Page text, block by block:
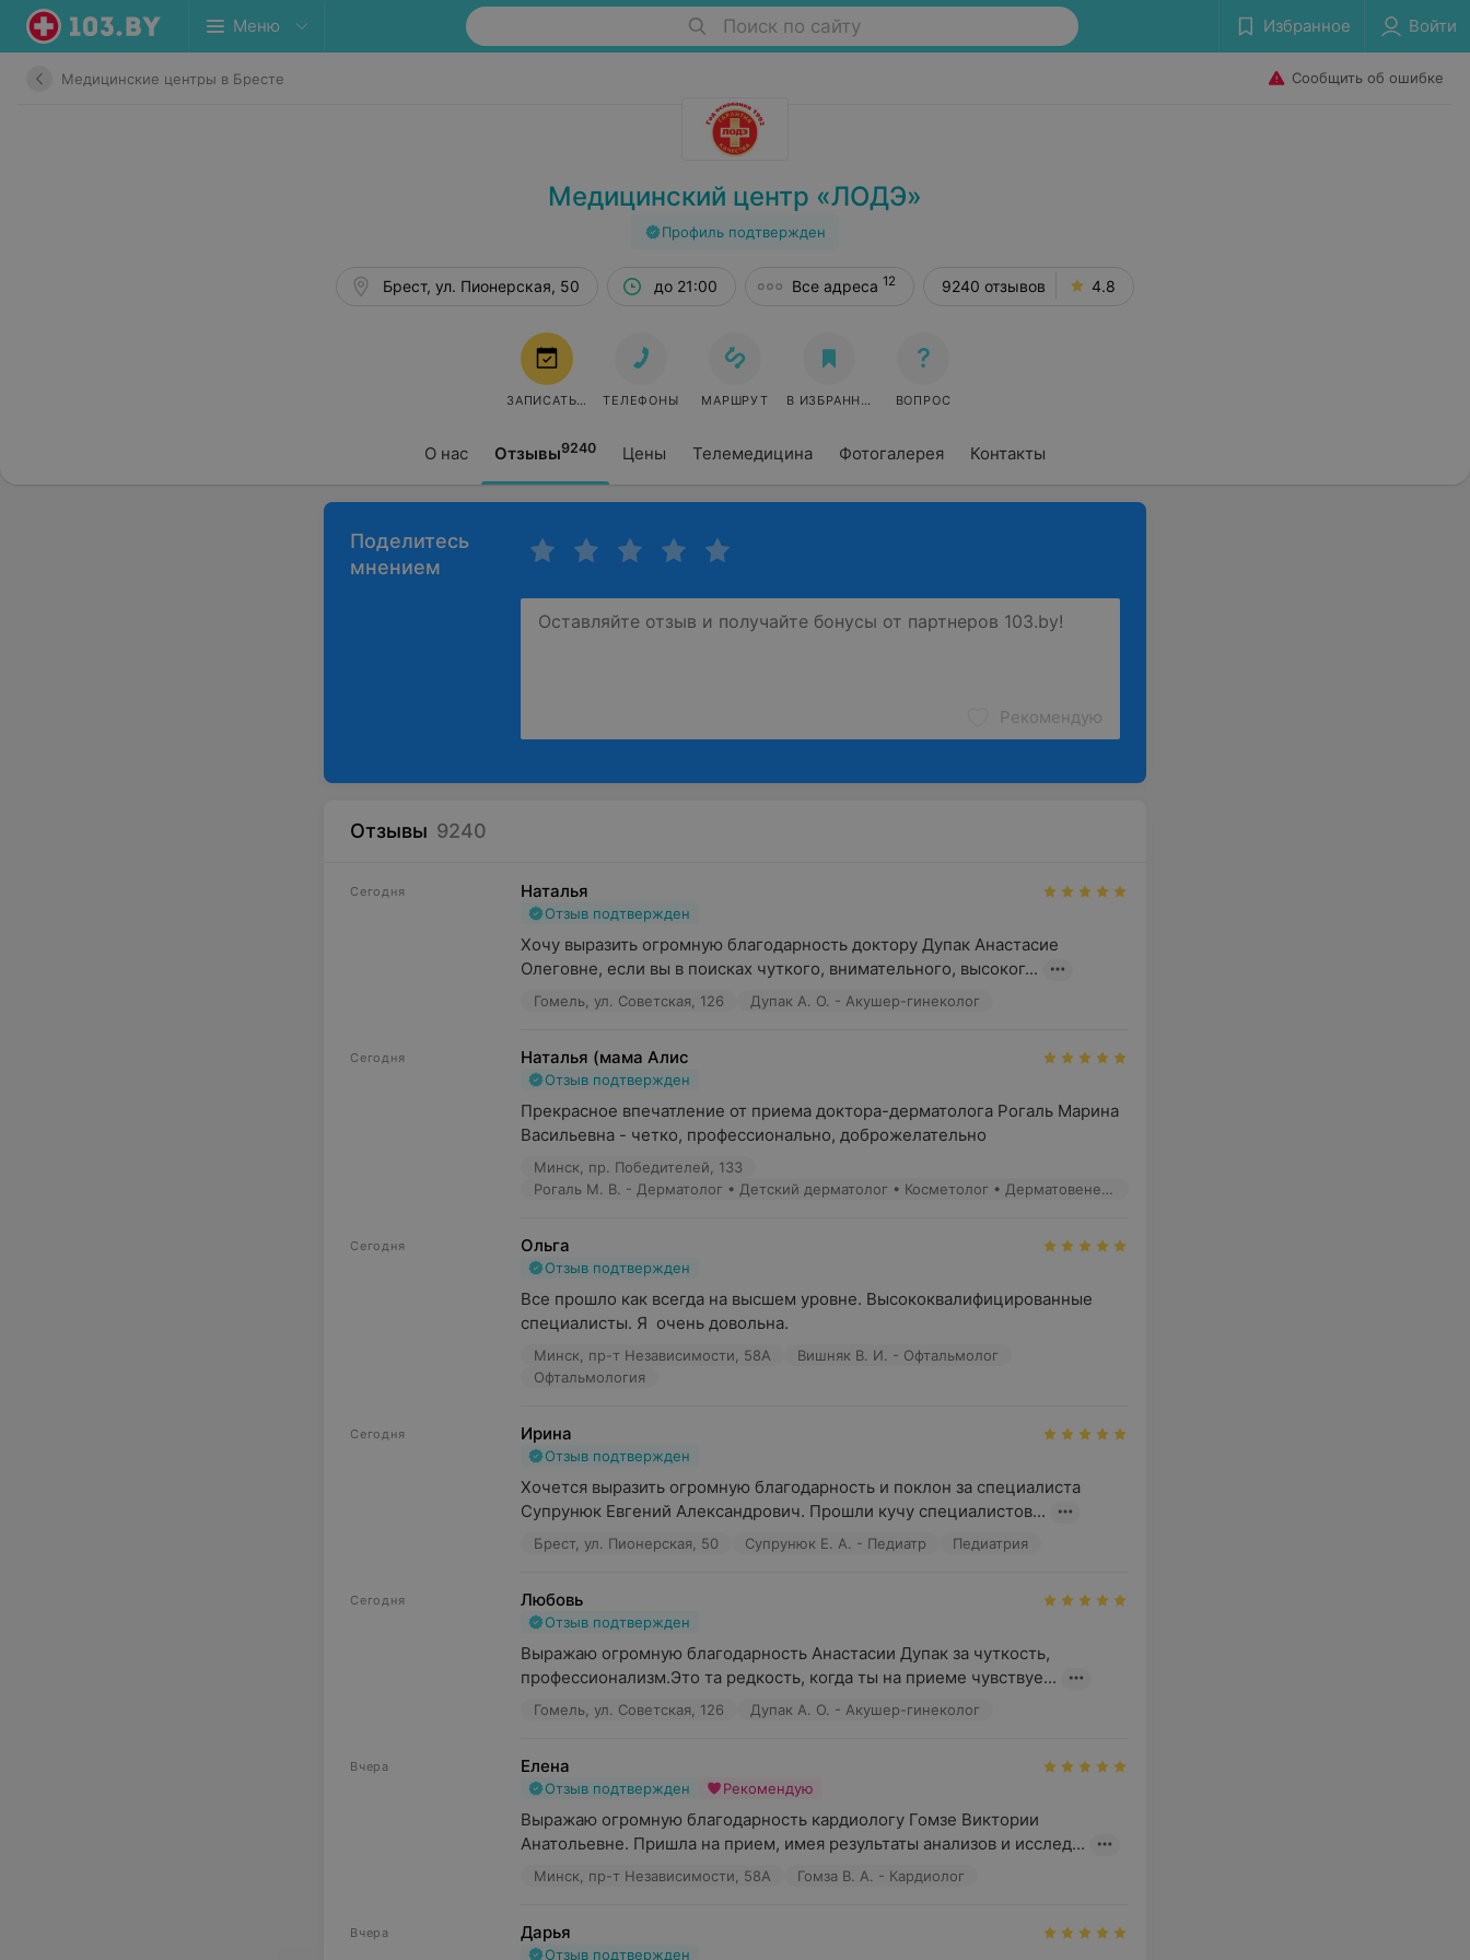
Меню Поиск по сайту Избранное Войти
Медицинские центры в Бресте Сообщить об ошибке
Медицинский центр «ЛОДЭ»
Профиль подтвержден
О нас Отзывы9240 Цены Телемедицина Фотогалерея Контакты
Брест, ул. Пионерская, 50 до 21:00 Все адреса 12 9240 отзывов 4.8
ЗАПИСАТЬСЯ ТЕЛЕФОНЫ МАРШРУТ В ИЗБРАННОЕ ВОПРОС
Поделитесь
мнением
Рекомендую
Отзывы 9240
Сегодня Наталья
Отзыв подтвержден
Хочу выразить огромную благодарность доктору Дупак Анастасие
Олеговне, если вы в поисках чуткого, внимательного, высоког...
Гомель, ул. Советская, 126 Дупак А. О. - Акушер-гинеколог
Сегодня Наталья (мама Алис
Отзыв подтвержден
Прекрасное впечатление от приема доктора-дерматолога Рогаль Марина
Васильевна - четко, профессионально, доброжелательно
Минск, пр. Победителей, 133
Рогаль М. В. - Дерматолог • Детский дерматолог • Косметолог • Дерматовенеролог
Сегодня Ольга
Отзыв подтвержден
Все прошло как всегда на высшем уровне. Высококвалифицированные
специалисты. Я  очень довольна.
Минск, пр-т Независимости, 58А
Вишняк В. И. - Офтальмолог
Офтальмология
Сегодня Ирина
Отзыв подтвержден
Хочется выразить огромную благодарность и поклон за специалиста
Супрунюк Евгений Александрович. Прошли кучу специалистов...
Брест, ул. Пионерская, 50 Супрунюк Е. А. - Педиатр Педиатрия
Сегодня Любовь
Отзыв подтвержден
Выражаю огромную благодарность Анастасии Дупак за чуткость,
профессионализм.Это та редкость, когда ты на приеме чувствуе...
Гомель, ул. Советская, 126 Дупак А. О. - Акушер-гинеколог
Вчера Елена
Отзыв подтвержден Рекомендую
Выражаю огромную благодарность кардиологу Гомзе Виктории
Анатольевне. Пришла на прием, имея результаты анализов и исслед...
Минск, пр-т Независимости, 58А Гомза В. А. - Кардиолог
Вчера Дарья
Отзыв подтвержден